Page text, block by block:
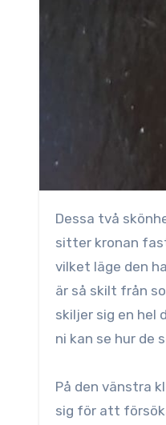
Dessa två skönheter behövde båda ny bom. Eller uppdragsaxel som den också kallas. Längst ut på bommen så
sitter kronan
vilket läge den
är så skilt från
skiljer sig en hel
ni kan se hur de
På den vänstra
sig för att